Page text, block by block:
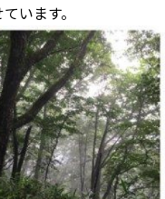
います。